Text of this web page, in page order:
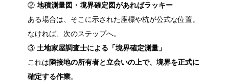
② 地積測量図・境界確定図があればラッキー
ある場合は、そこに示された座標や杭が公式な位置。
なければ、次のステップへ。
③ 土地家屋調査士による「境界確定測量」
これは隣接地の所有者と立会いの上で、境界を正式に
確定する作業。